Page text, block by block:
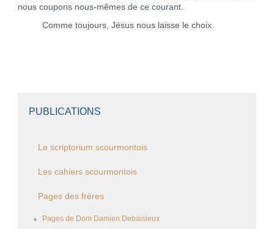
nous coupons nous-mêmes de ce courant.
Comme toujours, Jésus nous laisse le choix.
PUBLICATIONS
Le scriptorium scourmontois
Les cahiers scourmontois
Pages des frères
Pages de Dom Damien Debaisieux